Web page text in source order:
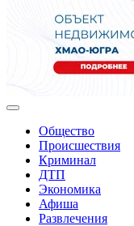
Общество
Происшествия
Криминал
ДТП
Экономика
Афиша
Развлечения